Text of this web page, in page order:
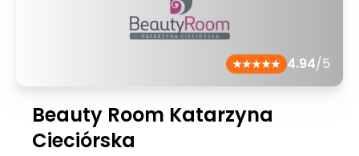
4.94/5
Beauty Room Katarzyna
Cieciórska